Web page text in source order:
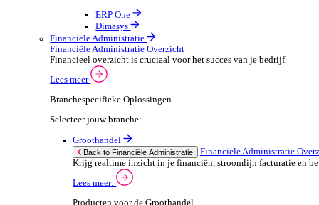
Consent
ERP Producten voor de Automotive
Selecteer jouw product:
ERP One
POS Oplossingen
POS Oplossingen Overzicht
Snelle, naadloze betaalervaring voor je klanten.
Lees meer
Branchespecifieke POS Oplossingen